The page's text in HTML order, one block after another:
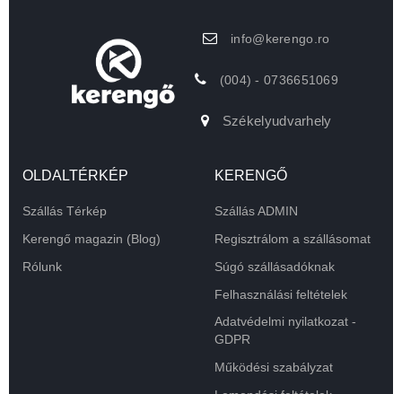
info@kerengo.ro
(004) - 0736651069
Székelyudvarhely
OLDALTÉRKÉP
Szállás Térkép
Kerengő magazin (Blog)
Rólunk
KERENGŐ
Szállás ADMIN
Regisztrálom a szállásomat
Súgó szállásadóknak
Felhasználási feltételek
Adatvédelmi nyilatkozat -
GDPR
Működési szabályzat